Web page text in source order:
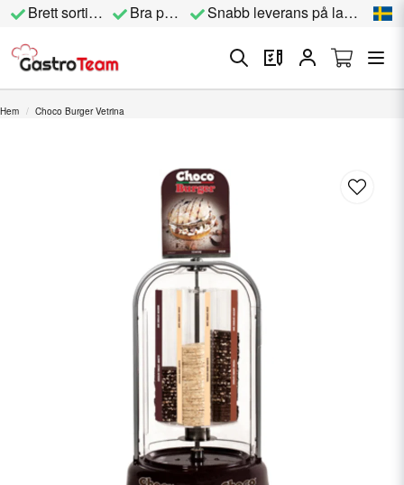
Brett sortiment Bra priser Snabb leverans på lagervara
Hem Choco Burger Vetrina